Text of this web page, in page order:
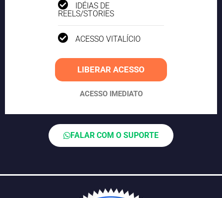
IDÉIAS DE
REELS/STORIES
ACESSO VITALÍCIO
LIBERAR ACESSO
ACESSO IMEDIATO
FALAR COM O SUPORTE